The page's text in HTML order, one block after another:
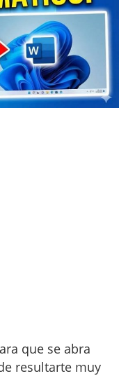
que se abra
resultarte muy